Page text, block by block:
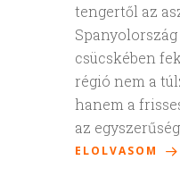
tengertől az
csücskében
régió nem a
hanem a
az
ELOLVASOM